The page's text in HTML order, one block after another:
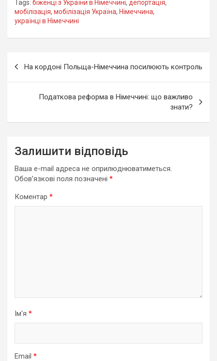
Tags: біженці з України в Німеччині, депортація,
мобілізація, мобілізація Україна, Німеччина,
українці в Німеччині
записів
На кордоні Польща-Німеччина посилюють контроль
Податкова реформа в Німеччині: що важливо
знати?
Залишити відповідь
Ваша e-mail адреса не оприлюднюватиметься.
Обов’язкові поля позначені *
Коментар *
Ім'я *
Email *